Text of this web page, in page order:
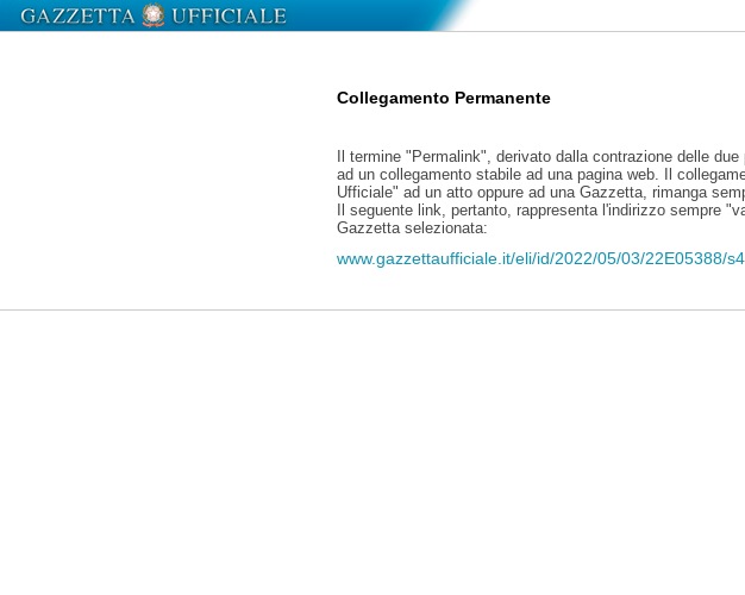
Collegamento Permanente
Il termine "Permalink", derivato dalla contrazione delle due
ad un collegamento stabile ad una pagina web. Il
Ufficiale" ad un atto oppure ad una Gazzetta, rimanga
Il seguente link, pertanto, rappresenta l'indirizzo sempre
Gazzetta selezionata:
www.gazzettaufficiale.it/eli/id/2022/05/03/22E05388/s4